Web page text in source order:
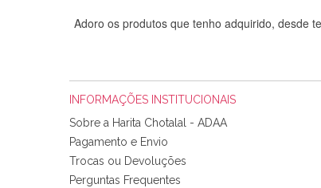
Adoro os produtos que tenho adquirido, desde
INFORMAÇÕES INSTITUCIONAIS
Sobre a Harita Chotalal - ADAA
Pagamento e Envio
Trocas ou Devoluções
Perguntas Frequentes